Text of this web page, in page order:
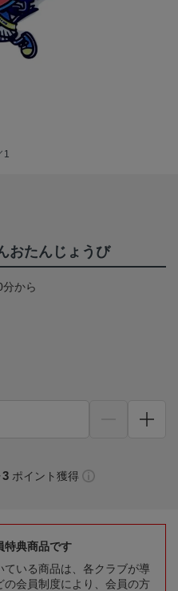
1
おたんじょうび
から
3 ポイント獲得
特典商品です
ている商品は、各クラブが導
の会員制度により、会員の方